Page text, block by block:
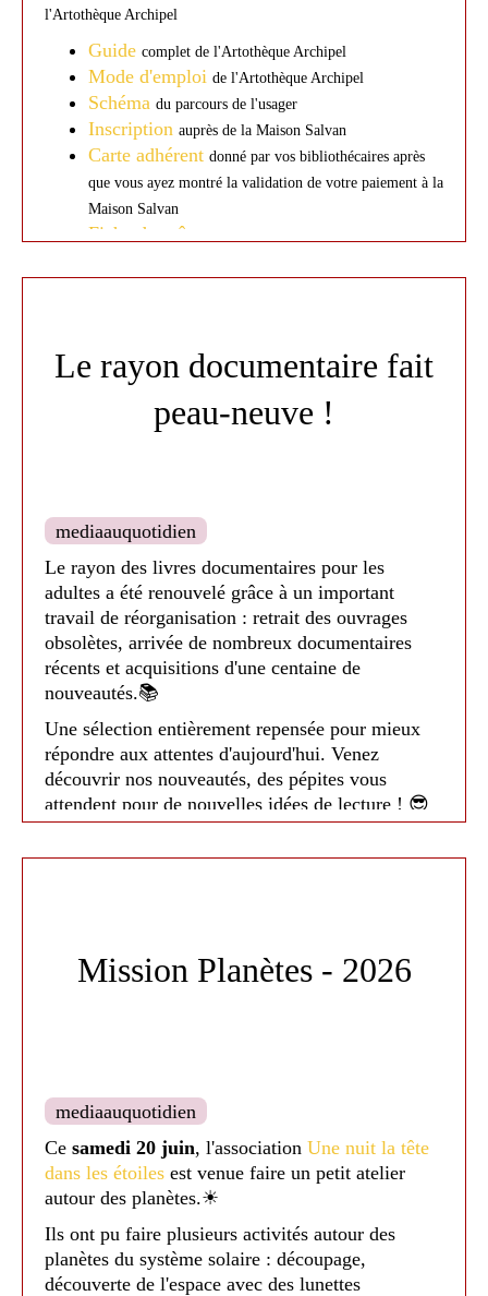
Je choisis: Rendez-vous à la médiathèque
de Nailloux. Choisissez une œuvre parmi les
30 œuvres proposées. Signature de la fiche
de prêt. Emprunt pour 2 mois.
Je rapporte: Retour de l'œuvre dans son
emballage. Vérification de son état. Et...
vous pouvez emprunter une nouvelle œuvre
!
Et si votre salon devenait une galerie d'art ?
sur la création contemporaine, en famille ou entre
À découvrir dès le 1er septembre à la
l'Artothèque Archipel
Guide complet de l'Artothèque Archipel
Mode d'emploi de l'Artothèque Archipel
Schéma du parcours de l'usager
Inscription auprès de la Maison Salvan
Carte adhérent donné par vos bibliothécaires après
que vous ayez montré la validation de votre paiement à la
Maison Salvan
Fiche de prêt
Le rayon documentaire fait
peau-neuve !
mediaauquotidien
Le rayon des livres documentaires pour les
adultes a été renouvelé grâce à un important
travail de réorganisation : retrait des ouvrages
obsolètes, arrivée de nombreux documentaires
récents et acquisitions d'une centaine de
nouveautés.📚
Une sélection entièrement repensée pour mieux
répondre aux attentes d'aujourd'hui. Venez
découvrir nos nouveautés, des pépites vous
attendent pour de nouvelles idées de lecture ! 😎
Mission Planètes - 2026
mediaauquotidien
Ce samedi 20 juin, l'association Une nuit la tête
dans les étoiles est venue faire un petit atelier
autour des planètes.☀
Ils ont pu faire plusieurs activités autour des
planètes du système solaire : découpage,
découverte de l'espace avec des lunettes